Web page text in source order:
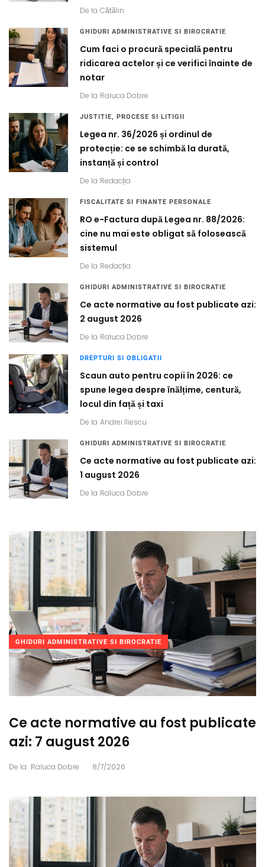
De la Cătălin
GHIDURI ADMINISTRATIVE SI BIROCRATIE
Cum faci o procură specială pentru
ridicarea actelor și ce verifici înainte de
notar
De la Raluca Dobre
JUSTITIE, PROCESE SI LITIGII
Legea nr. 36/2026 și ordinul de
protecție: ce se schimbă la durată,
instanță și control
De la Redacția
FISCALITATE SI FINANTE PERSONALE
RO e-Factura după Legea nr. 88/2026:
cine nu mai este obligat să folosească
sistemul
De la Redacția
GHIDURI ADMINISTRATIVE SI BIROCRATIE
Ce acte normative au fost publicate azi:
2 august 2026
De la Raluca Dobre
DREPTURI SI OBLIGATII
Scaun auto pentru copii în 2026: ce
spune legea despre înălțime, centură,
locul din față și taxi
De la Andrei Iliescu
GHIDURI ADMINISTRATIVE SI BIROCRATIE
Ce acte normative au fost publicate azi:
1 august 2026
De la Raluca Dobre
GHIDURI ADMINISTRATIVE SI BIROCRATIE
Ce acte normative au fost publicate
azi: 7 august 2026
De la Raluca Dobre . 8/7/2026